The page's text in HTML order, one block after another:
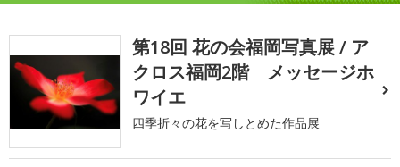
第18回 花の会福岡写真展 / ア
クロス福岡2階 メッセージホ
ワイエ
四季折々の花を写しとめた作品展